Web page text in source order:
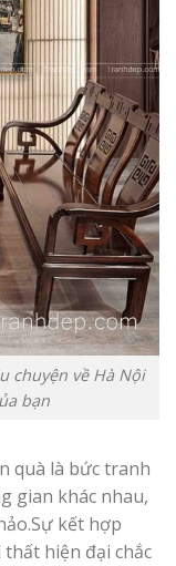
chuyện về Hà Nội
bạn
quà là bức tranh
gian khác nhau,
kết hợp
hiện đại chắc